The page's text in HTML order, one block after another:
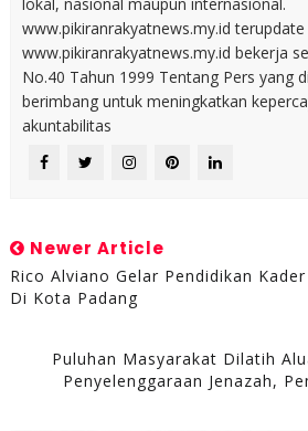
www.pikiranrakyatnews.my.id
www.pikiranrakyatnews.my.id bekerja
No.40 Tahun 1999 Tentang Pers yang
berimbang untuk meningkatkan
akuntabilitas
Newer Article
Rico Alviano Gelar Pendidikan
Di Kota Padang
Puluhan Masyarakat Dilatih
Penyelenggaraan Jenazah,